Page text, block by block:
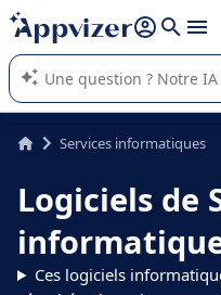
répondre (plusieurs lignes avec
L'IA de Appvizer vous guide
logiciel SaaS en entreprise.
Services informatiques
Logiciels de
Ces logiciels